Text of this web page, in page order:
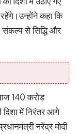
कहा कि
संकल्प से सिद्धि और
140 करोड़
में निरंतर आगे
नरेंद्र मोदी